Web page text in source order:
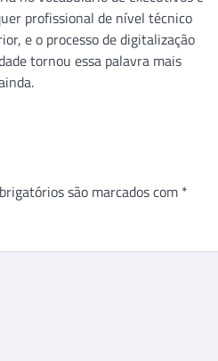
profissional de nível técnico
e o processo de digitalização
tornou essa palavra mais
são marcados com *